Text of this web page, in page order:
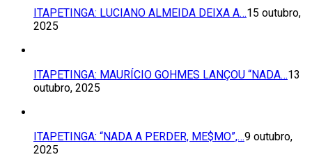
ITAPETINGA: LUCIANO ALMEIDA DEIXA A…15 outubro,
2025
ITAPETINGA: MAURÍCIO GOHMES LANÇOU “NADA…13
outubro, 2025
ITAPETINGA: “NADA A PERDER, ME$MO”,…9 outubro,
2025